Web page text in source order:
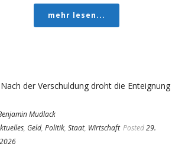
mehr lesen...
Mudlack
, Geld, Politik, Staat, Wirtschaft Posted29.